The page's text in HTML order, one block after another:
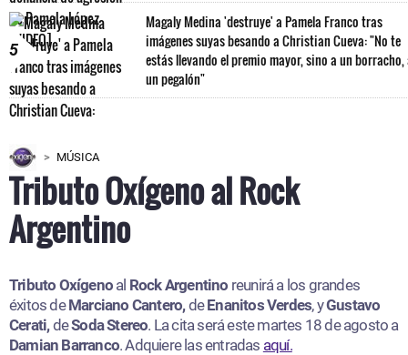
5
Magaly Medina 'destruye' a Pamela Franco tras
imágenes suyas besando a Christian Cueva: "No te
estás llevando el premio mayor, sino a un borracho,
un pegalón"
MÚSICA
Tributo Oxígeno al Rock
Argentino
Tributo Oxígeno al Rock Argentino reunirá a los grandes
éxitos deMarciano Cantero,deEnanitos Verdes, yGustavo
Cerati,deSoda Stereo. La cita será este martes 18 de agosto a
Damian Barranco. Adquiere las entradas aquí.